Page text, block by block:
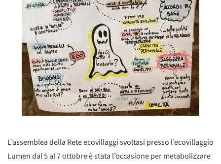
L’assemblea della Rete ecovillaggi svoltasi presso l’ecovillaggio
Lumen dal 5 al 7 ottobre è stata l’occasione per metabolizzare